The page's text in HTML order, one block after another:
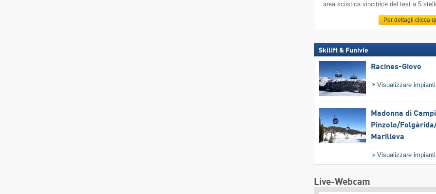
area sciistica vincitrice del test a 5
Per dettagli clicca
Skilift & Funivie
Racines-Giovo
Visualizzare
Madonna di
Pinzolo/​
Marilleva
Visualizzare
Live-Webcam